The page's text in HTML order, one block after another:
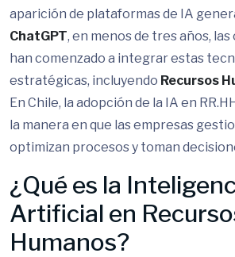
aparición de plataformas de IA
ChatGPT, en menos de tres años,
han comenzado a integrar estas
estratégicas, incluyendo Recursos
En Chile, la adopción de la IA en
la manera en que las empresas
optimizan procesos y toman
¿Qué es la
Artificial en
Humanos?